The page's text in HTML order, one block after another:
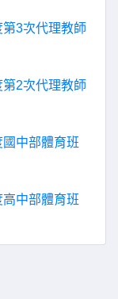
3次代理教師
2次代理教師
中部體育班
中部體育班